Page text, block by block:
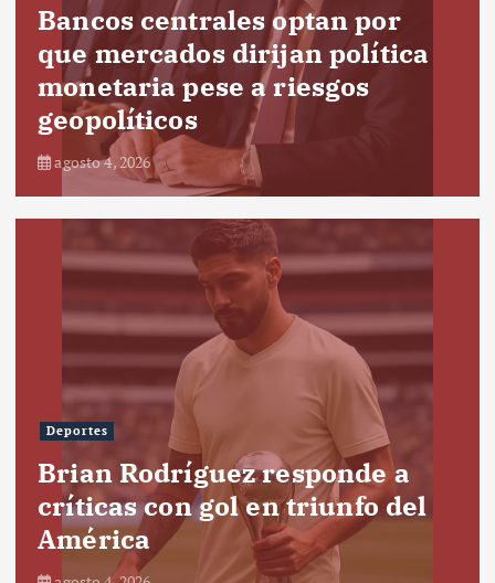
Bancos centrales optan por
que mercados dirijan política
monetaria pese a riesgos
geopolíticos
agosto 4, 2026
Deportes
Brian Rodríguez responde a
críticas con gol en triunfo del
América